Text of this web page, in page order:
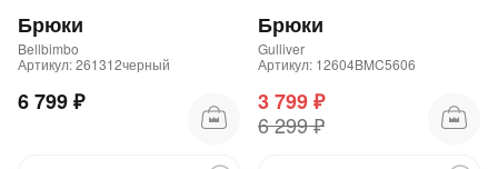
Брюки
Bellbimbo
Артикул: 261312черный
6 799 ₽
Брюки
Gulliver
Артикул: 12604BMC5606
3 799 ₽
6 299 ₽